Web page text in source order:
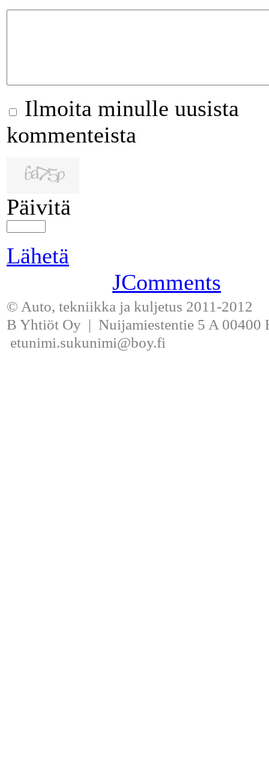
Ilmoita minulle uusista
kommenteista
Päivitä
Lähetä
JComments
© Auto, tekniikka ja kuljetus 2011-2012
B Yhtiöt Oy | Nuijamiestentie 5 A
etunimi.sukunimi@boy.fi